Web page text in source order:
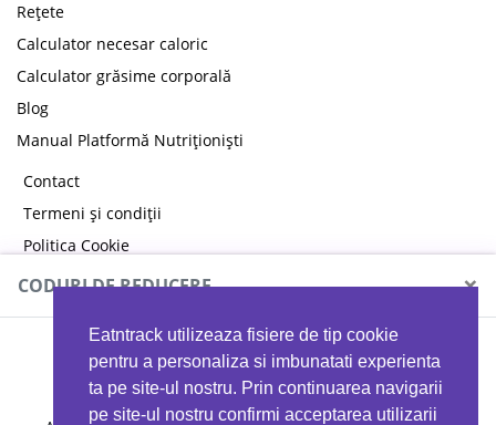
Eatntrack utilizeaza fisiere de tip cookie
pentru a personaliza si imbunatati experienta
ta pe site-ul nostru. Prin continuarea navigarii
pe site-ul nostru confirmi acceptarea utilizarii
Rețete
Calculator necesar caloric
Calculator grăsime corporală
Blog
Manual Platformă Nutriționiști
Contact
Termeni și condiții
Politica Cookie
Politica de confidențialitate
CODURI DE REDUCERE ×
MYPROTEIN